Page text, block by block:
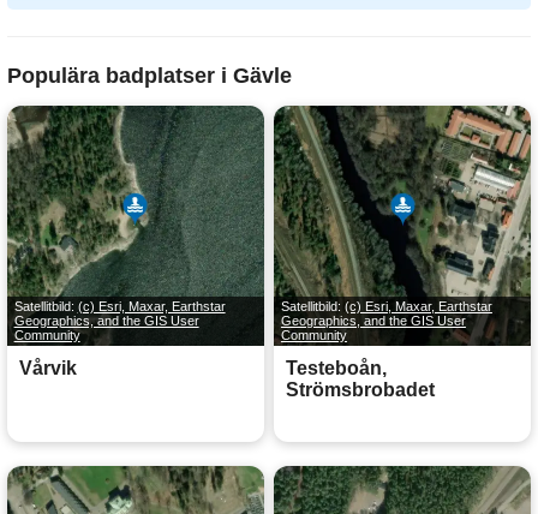
Populära badplatser i Gävle
Satellitbild: (c) Esri, Maxar, Earthstar
Geographics, and the GIS User
Community
Vårvik
Satellitbild: (c) Esri, Maxar, Earthstar
Geographics, and the GIS User
Community
Testeboån,
Strömsbrobadet